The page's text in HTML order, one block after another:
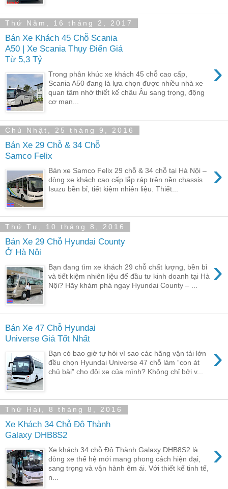
Thứ Năm, 16 tháng 2, 2017
Bán Xe Khách 45 Chỗ Scania
A50 | Xe Scania Thụy Điển Giá
Từ 5,3 Tỷ
›
Trong phân khúc xe khách 45 chỗ cao cấp,
Scania A50 đang là lựa chọn được nhiều nhà xe
quan tâm nhờ thiết kế châu Âu sang trọng, động
cơ mạn...
Chủ Nhật, 25 tháng 9, 2016
Bán Xe 29 Chỗ & 34 Chỗ
Samco Felix
›
Bán xe Samco Felix 29 chỗ & 34 chỗ tại Hà Nội –
dòng xe khách cao cấp lắp ráp trên nền chassis
Isuzu bền bỉ, tiết kiệm nhiên liệu. Thiết...
Thứ Tư, 10 tháng 8, 2016
Bán Xe 29 Chỗ Hyundai County
Ở Hà Nội
›
Bạn đang tìm xe khách 29 chỗ chất lượng, bền bỉ
và tiết kiệm nhiên liệu để đầu tư kinh doanh tại Hà
Nội? Hãy khám phá ngay Hyundai County – ...
Bán Xe 47 Chỗ Hyundai
Universe Giá Tốt Nhất
›
Bạn có bao giờ tự hỏi vì sao các hãng vận tải lớn
đều chọn Hyundai Universe 47 chỗ làm “con át
chủ bài” cho đội xe của mình? Không chỉ bởi v...
Thứ Hai, 8 tháng 8, 2016
Xe Khách 34 Chỗ Đô Thành
Galaxy DHB8S2
›
Xe khách 34 chỗ Đô Thành Galaxy DHB8S2 là
dòng xe thế hệ mới mang phong cách hiện đại,
sang trọng và vận hành êm ái. Với thiết kế tinh tế,
n...